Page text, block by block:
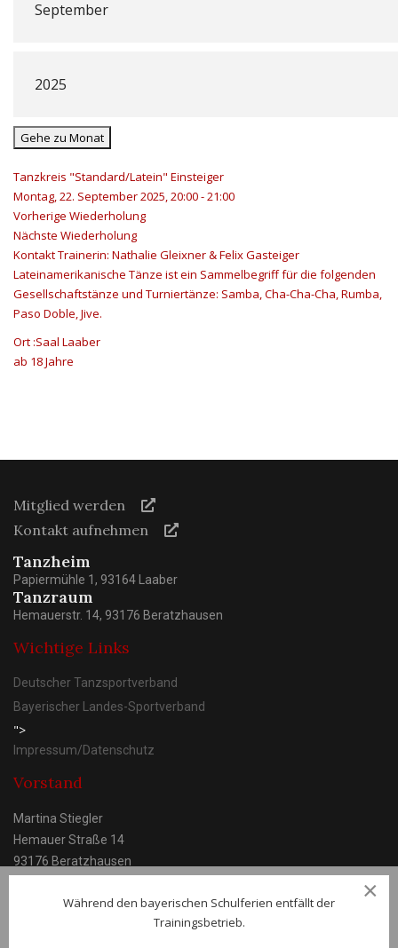
Gehe zu Monat
Tanzkreis "Standard/Latein" Einsteiger
Montag, 22. September 2025, 20:00 - 21:00
Vorherige Wiederholung
Nächste Wiederholung
KontaktTrainerin: Nathalie Gleixner & Felix Gasteiger
Lateinamerikanische Tänze ist ein Sammelbegriff für die folgenden
Gesellschaftstänze und Turniertänze: Samba, Cha-Cha-Cha, Rumba,
Paso Doble, Jive.
Ort :Saal Laaber
ab 18 Jahre
Mitglied werden
Kontakt aufnehmen
Tanzheim
Papiermühle 1, 93164 Laaber
Tanzraum
Hemauerstr. 14, 93176 Beratzhausen
Wichtige Links
Deutscher Tanzsportverband
Bayerischer Landes-Sportverband
">
Impressum/Datenschutz
Vorstand
Martina Stiegler
Hemauer Straße 14
93176 Beratzhausen
×
Während den bayerischen Schulferien entfällt der
Trainingsbetrieb.